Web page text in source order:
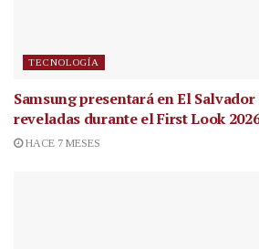
TECNOLOGÍA
Samsung presentará en El
reveladas durante el First Look
HACE 7 MESES